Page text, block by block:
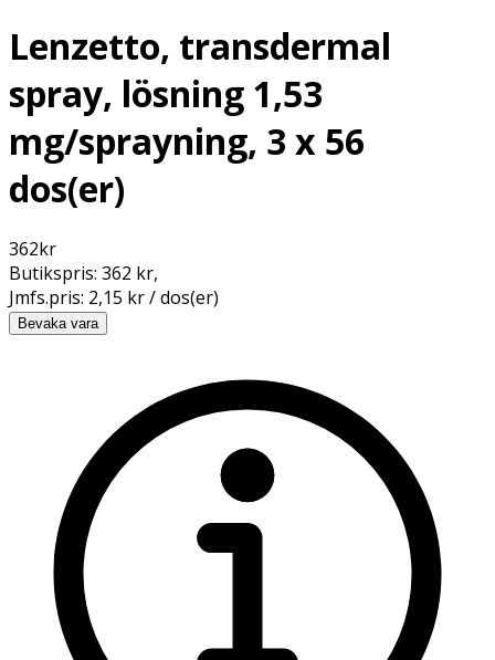
Lenzetto, transdermal
spray, lösning 1,53
mg/sprayning, 3 x 56
dos(er)
362kr
Butikspris: 362 kr,
Jmfs.pris: 2,15 kr / dos(er)
Bevaka vara